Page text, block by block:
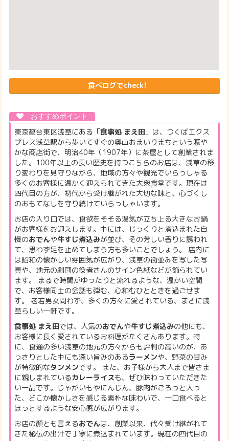
食べログでcheck!
東京都台東区浅草にある「食事処 まえ田 」は、つくばエクス
プレス浅草駅から歩いてすぐの奥山おまいりまちという賑や
かな商店街で、明治40年（1907年）に茶屋として創業されま
した。100年以上の長い歴史を持つこちらのお店は、浅草の移
り変わりを見守りながら、地域の方々や観光でいらっしゃる
多くのお客様に温かく迎えられてきた大衆食堂です。現在は
四代目の方が、初代から受け継がれた大切な味と、心づくし
のおもてなしを守り続けていらっしゃいます。
お店の入り口では、食欲をそそる湯気が立ち上る大きなお鍋
がお客様をお迎えします。中には、じっくりと煮込まれた自
慢のおでんや牛すじ煮込みが並び、その芳しい香りに誘われ
て、思わず足を止めてしまう方も多いことでしょう。 店内に
は昭和の懐かしい雰囲気が広がり、浅草の街並みを写した写
真や、地元の劇団の役者さんのサイン色紙などが飾られてい
ます。 まるで時間がゆったりと流れるような、温かい空間
で、お客様同士の会話も弾む、心和むひとときを過ごせま
す。 老若男女問わず、多くの方々に愛されている、まさに浅
草らしい一軒です。
食事処 まえ田では、人気のおでんや牛すじ煮込みの他にも、
お客様に長く愛されているお料理がたくさんあります。特
に、食通の多い浅草の地元の方々からも評判の高いのが、あ
っさりとした中にも深い旨みのあるラーメンや、野菜の甘み
が特徴的なタンメンです。 また、お子様から大人まで皆さま
に親しまれているカレーライスも、ぜひ味わっていただきた
い一品です。じゃがいもやにんじん、豚肉がごろっと入っ
た、どこか懐かしさを感じる素朴な味わいで、一口食べると
ほっとするような安心感が広がります。
お店の顔とも言えるおでんは、創業以来、代々受け継がれて
きた秘伝の出汁で丁寧に煮込まれています。現在の四代目の